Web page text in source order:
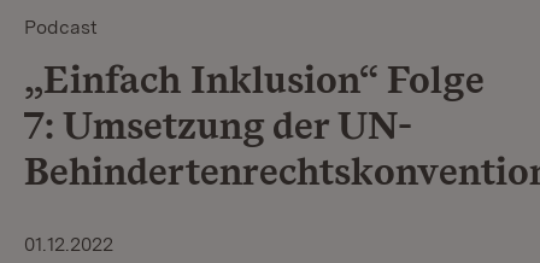
Podcast
„Einfach Inklusion“ Folge
7: Umsetzung der UN-
01.12.2022